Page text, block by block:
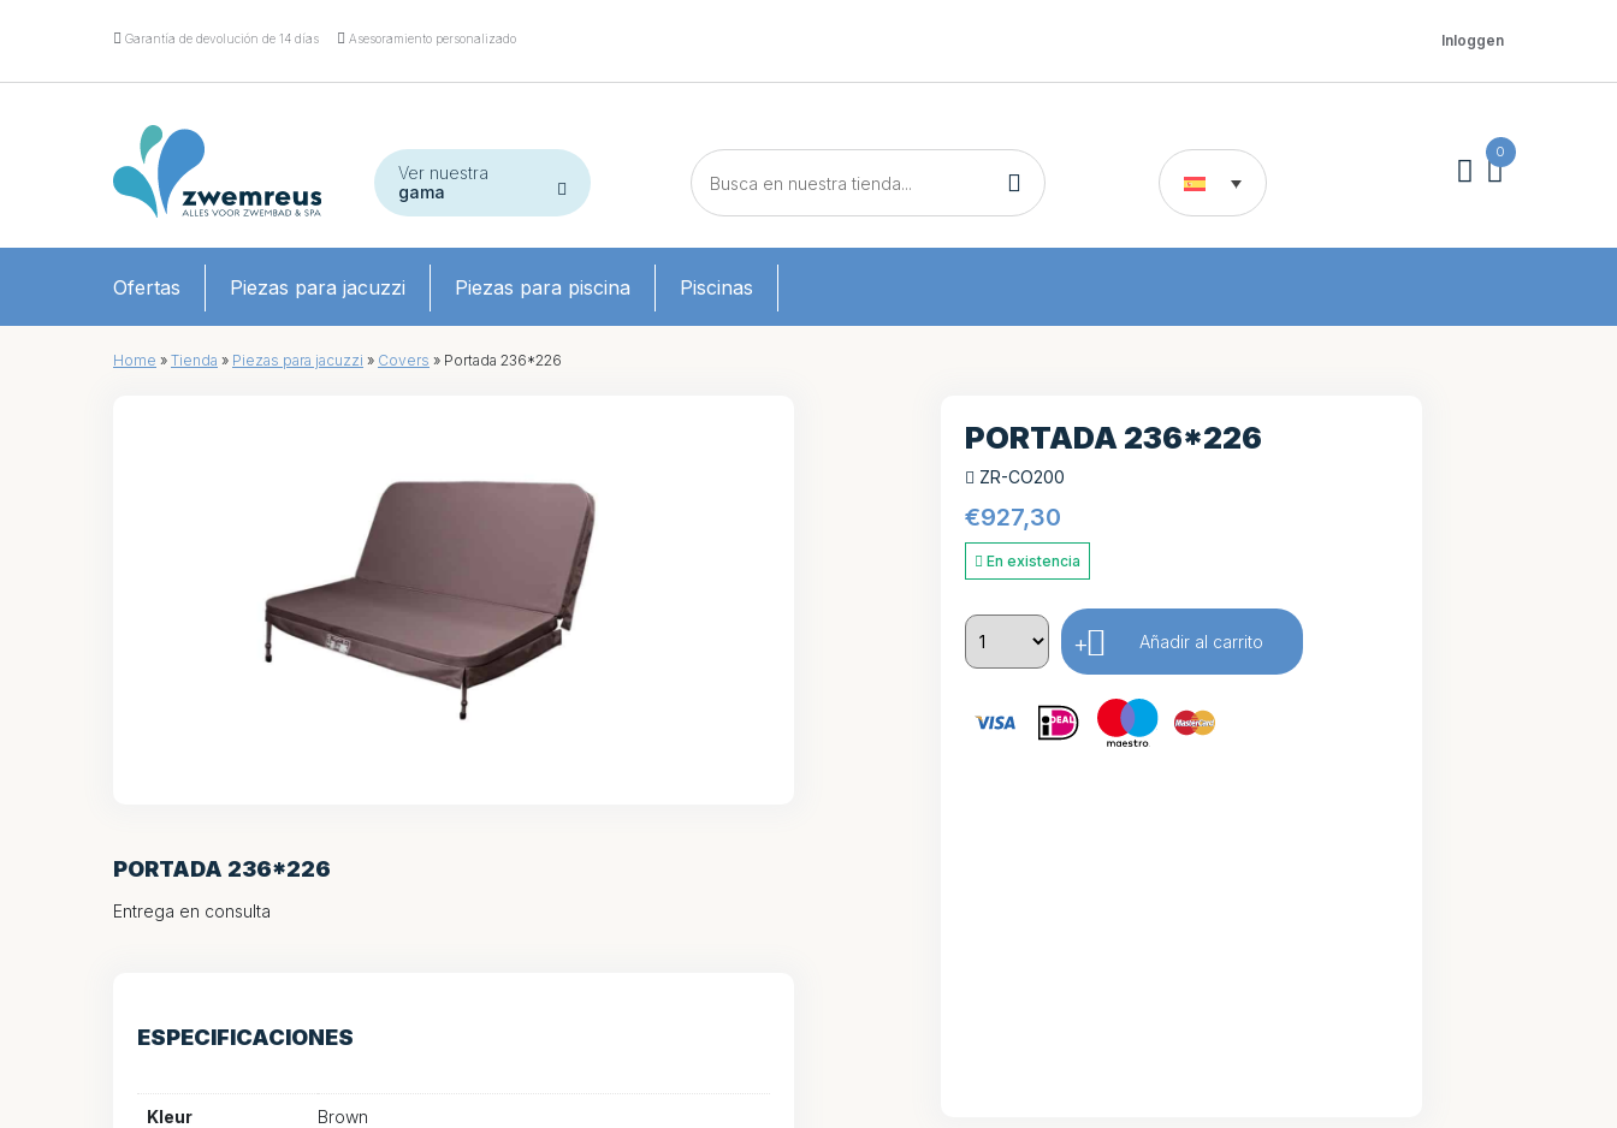
Garantía de devolución de 14 días Asesoramiento personalizado Inloggen
Ver nuestra
gama
0
Ofertas Piezas para jacuzzi Piezas para piscina Piscinas
Home » Tienda » Piezas para jacuzzi » Covers » Portada 236*226
PORTADA 236*226
Entrega en consulta
ESPECIFICACIONES
Kleur Brown
PORTADA 236*226
ZR-CO200
€927,30
En existencia
+ Añadir al carrito